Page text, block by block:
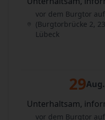
vor dem Burgtor
(Burgtorbrücke 2,
Lübeck
29
Unterhaltsam,
vor dem Burgtor